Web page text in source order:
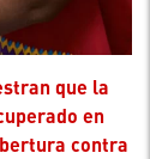
en
contra